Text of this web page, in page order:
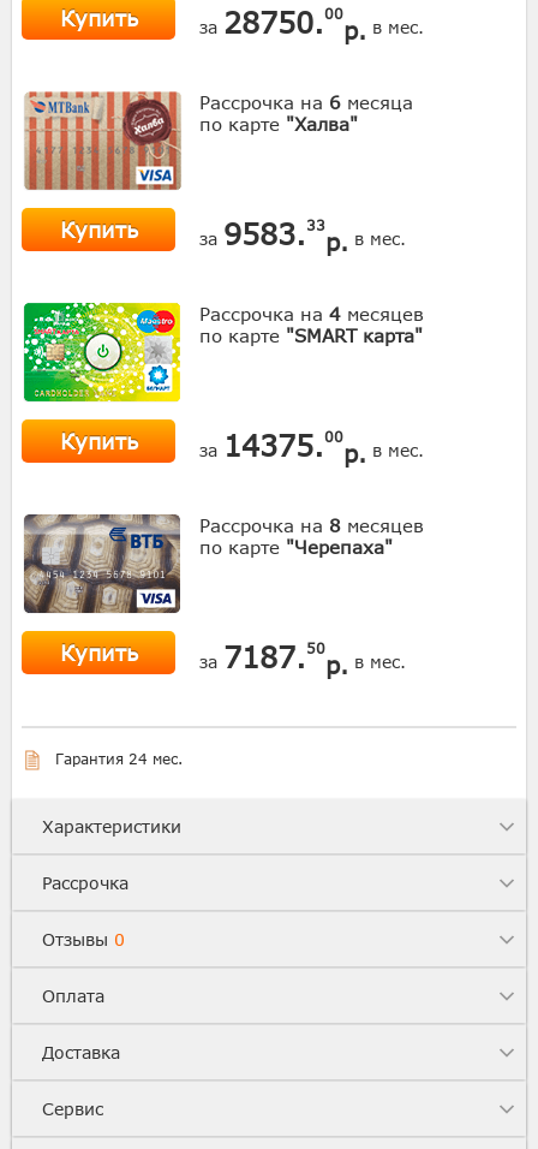
Купить за 28750.00
р. в мес.
Рассрочка на 6 месяца
по карте "Халва"
Купить за 9583. 33
р. в мес.
Рассрочка на 4 месяцев
по карте "SMART карта"
Купить за 14375.00
р. в мес.
Рассрочка на 8 месяцев
по карте "Черепаха"
Купить за 7187. 50
р. в мес.
Гарантия 24 мес.
Характеристики
Рассрочка
Отзывы 0
Оплата
Доставка
Сервис